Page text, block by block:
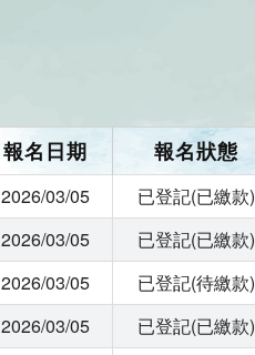
報名日期 報名狀態
2026/03/05
已登記(已繳款)
2026/03/05
已登記(已繳款)
2026/03/05
已登記(待繳款)
2026/03/05
已登記(已繳款)